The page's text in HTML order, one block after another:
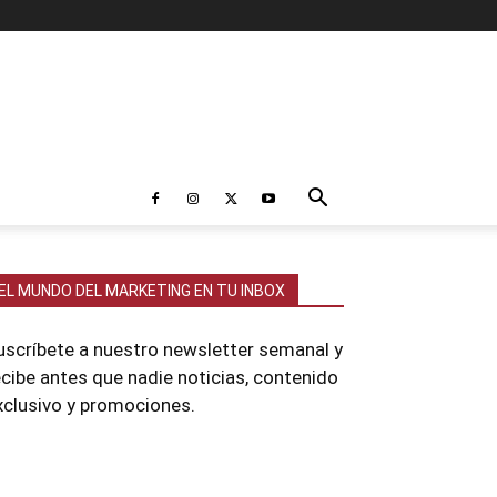
MUNDO DEL MARKETING EN TU INBOX
a nuestro newsletter semanal y
antes que nadie noticias, contenido
y promociones.